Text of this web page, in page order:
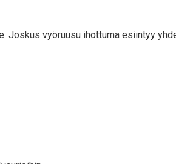
Joskus vyöruusu ihottuma esiintyy